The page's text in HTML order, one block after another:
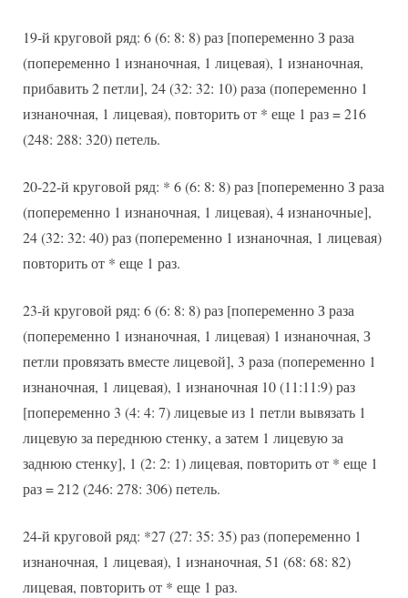
19-й круговой ряд: 6 (6: 8: 8) раз [попеременно З раза
(попеременно 1 изнаночная, 1 лицевая), 1 изнаночная,
прибавить 2 петли], 24 (32: 32: 10) раза (попеременно 1
изнаночная, 1 лицевая), повторить от * еще 1 раз = 216
(248: 288: 320) петель.
20-22-й круговой ряд: * 6 (6: 8: 8) раз [попеременно З раза
(попеременно 1 изнаночная, 1 лицевая), 4 изнаночные],
24 (32: 32: 40) раз (попеременно 1 изнаночная, 1 лицевая)
повторить от * еще 1 раз.
23-й круговой ряд: 6 (6: 8: 8) раз [попеременно З раза
(попеременно 1 изнаночная, 1 лицевая) 1 изнаночная, З
петли провязать вместе лицевой], 3 раза (попеременно 1
изнаночная, 1 лицевая), 1 изнаночная 10 (11:11:9) раз
[попеременно 3 (4: 4: 7) лицевые из 1 петли вывязать 1
лицевую за переднюю стенку, а затем 1 лицевую за
заднюю стенку], 1 (2: 2: 1) лицевая, повторить от * еще 1
раз = 212 (246: 278: 306) петель.
24-й круговой ряд: *27 (27: 35: 35) раз (попеременно 1
изнаночная, 1 лицевая), 1 изнаночная, 51 (68: 68: 82)
лицевая, повторить от * еще 1 раз.